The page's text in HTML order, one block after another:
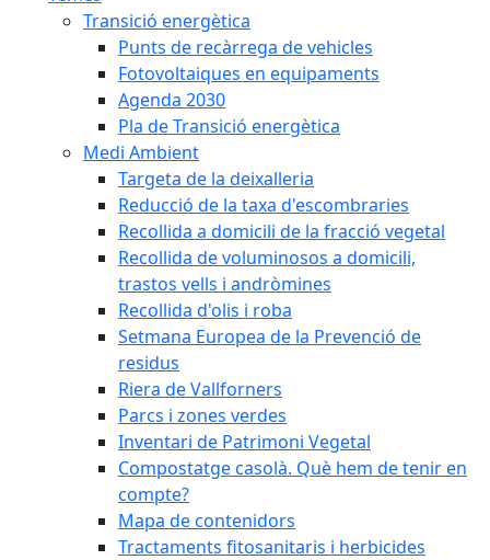
Transició energètica
Punts de recàrrega de vehicles
Fotovoltaiques en equipaments
Agenda 2030
Pla de Transició energètica
Medi Ambient
Targeta de la deixalleria
Reducció de la taxa d'escombraries
Recollida a domicili de la fracció vegetal
Recollida de voluminosos a domicili,
trastos vells i andròmines
Recollida d'olis i roba
Setmana Europea de la Prevenció de
residus
Riera de Vallforners
Parcs i zones verdes
Inventari de Patrimoni Vegetal
Compostatge casolà. Què hem de tenir en
compte?
Mapa de contenidors
Tractaments fitosanitaris i herbicides